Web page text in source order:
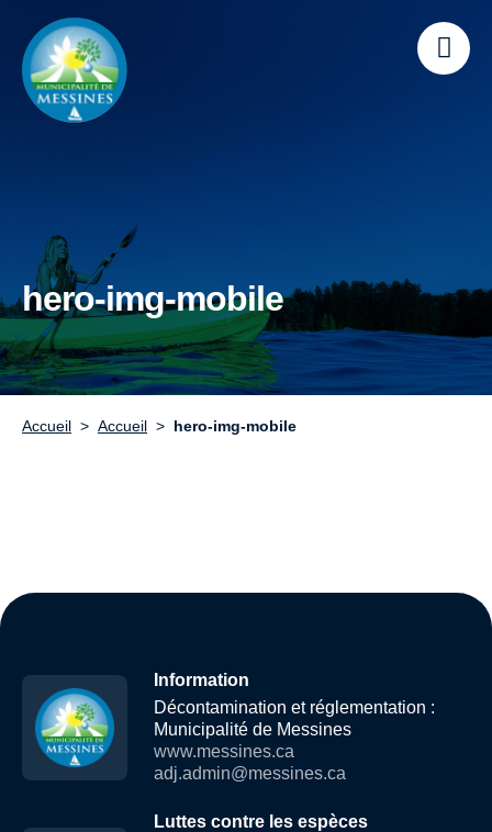
hero-img-mobile
Accueil Accueil hero-img-mobile
Information
Décontamination et réglementation :
Municipalité de Messines
www.messines.ca
adj.admin@messines.ca
Luttes contre les espèces